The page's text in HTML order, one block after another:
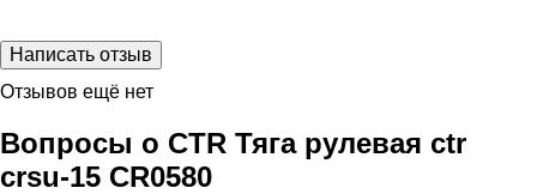
Отзывов ещё нет
Вопросы о CTR Тяга рулевая ctr
crsu-15 CR0580